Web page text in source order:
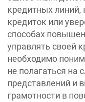
кредитных
кредиток или
способах
управлять своей
необходимо
не полагаться на
представлений и
грамотности в